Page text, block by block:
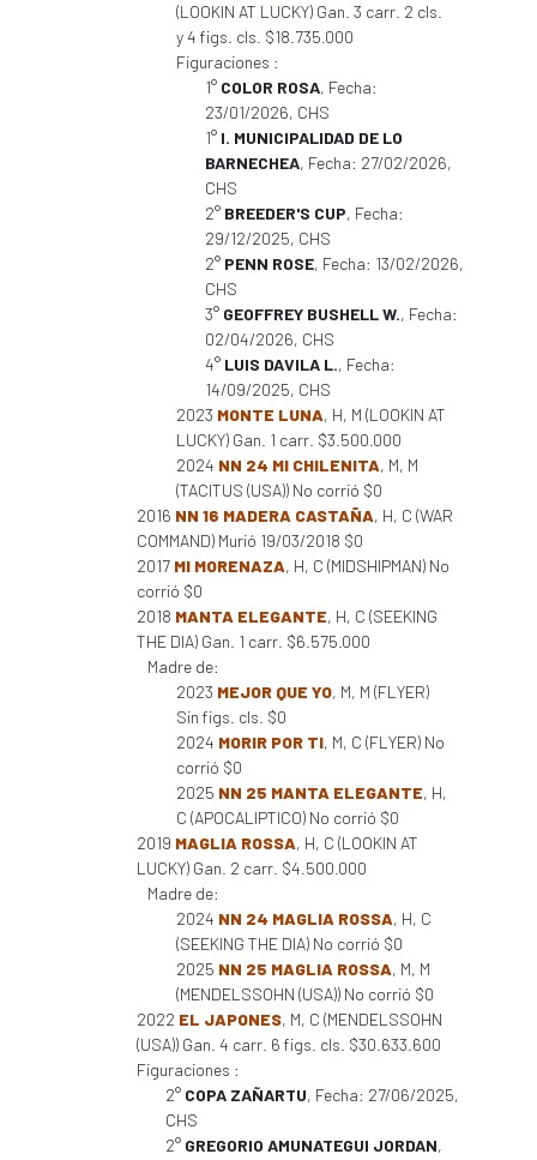
(LOOKIN AT LUCKY) Gan. 3 carr. 2 cls.
y 4 figs. cls. $18.735.000
Figuraciones :
1° COLOR ROSA, Fecha:
23/01/2026, CHS
1° I. MUNICIPALIDAD DE LO
BARNECHEA, Fecha: 27/02/2026,
CHS
2° BREEDER'S CUP, Fecha:
29/12/2025, CHS
2° PENN ROSE, Fecha: 13/02/2026,
CHS
3° GEOFFREY BUSHELL W., Fecha:
02/04/2026, CHS
4° LUIS DAVILA L., Fecha:
14/09/2025, CHS
2023 MONTE LUNA, H, M (LOOKIN AT
LUCKY) Gan. 1 carr. $3.500.000
2024 NN 24 MI CHILENITA, M, M
(TACITUS (USA)) No corrió $0
2016 NN 16 MADERA CASTAÑA, H, C (WAR
COMMAND) Murió 19/03/2018 $0
2017 MI MORENAZA, H, C (MIDSHIPMAN) No
corrió $0
2018 MANTA ELEGANTE, H, C (SEEKING
THE DIA) Gan. 1 carr. $6.575.000
Madre de:
2023 MEJOR QUE YO, M, M (FLYER)
Sin figs. cls. $0
2024 MORIR POR TI, M, C (FLYER) No
corrió $0
2025 NN 25 MANTA ELEGANTE, H,
C (APOCALIPTICO) No corrió $0
2019 MAGLIA ROSSA, H, C (LOOKIN AT
LUCKY) Gan. 2 carr. $4.500.000
Madre de:
2024 NN 24 MAGLIA ROSSA, H, C
(SEEKING THE DIA) No corrió $0
2025 NN 25 MAGLIA ROSSA, M, M
(MENDELSSOHN (USA)) No corrió $0
2022 EL JAPONES, M, C (MENDELSSOHN
(USA)) Gan. 4 carr. 6 figs. cls. $30.633.600
Figuraciones :
2° COPA ZAÑARTU, Fecha: 27/06/2025,
CHS
2° GREGORIO AMUNATEGUI JORDAN,